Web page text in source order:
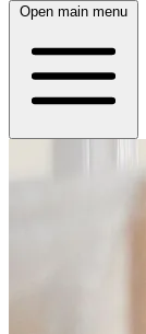
Open main menu